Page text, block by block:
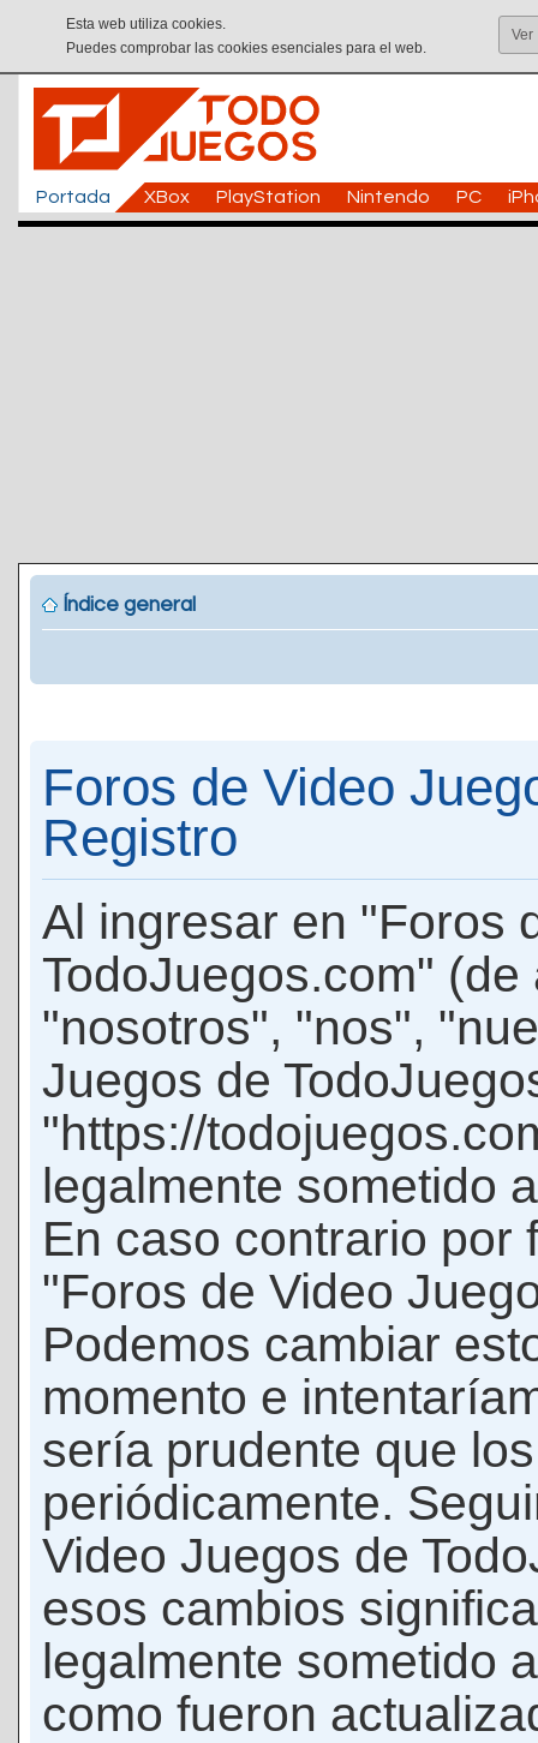
Esta web utiliza cookies.
Puedes comprobar las cookies esenciales para el web.
Ver
Portada XBox PlayStation Nintendo PC
Índice general
Foros de Video
Registro
Al ingresar en "Foros
TodoJuegos.com"
"nosotros", "nos",
Juegos de
"https://
legalmente sometido
En caso contrario por
"Foros de Video
Podemos cambiar
momento e
sería prudente que
periódicamente.
Video Juegos de
esos cambios
legalmente sometido
como fueron